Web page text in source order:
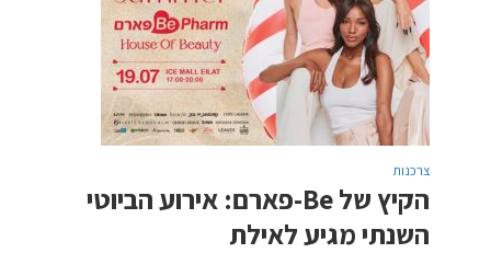
צרכנות
הקיץ של Be-פארם: אירוע הביוטי
השנתי מגיע לאילת